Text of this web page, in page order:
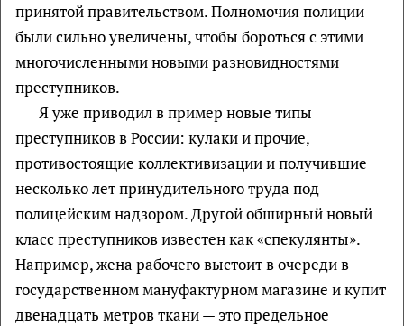
принятой правительством. Полномочия полиции
были сильно увеличены, чтобы бороться с этими
многочисленными новыми разновидностями
преступников.
Я уже приводил в пример новые типы
преступников в России: кулаки и прочие,
противостоящие коллективизации и получившие
несколько лет принудительного труда под
полицейским надзором. Другой обширный новый
класс преступников известен как «спекулянты».
Например, жена рабочего выстоит в очереди в
государственном мануфактурном магазине и купит
двенадцать метров ткани — это предельное